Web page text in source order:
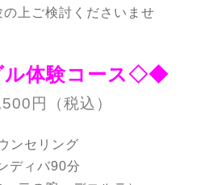
上ご検討くださいませ
体験コース◇◆
円（税込）
ンセリング
ディバ90分